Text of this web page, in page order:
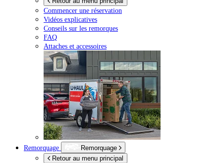
Commencer une réservation
Vidéos explicatives
Conseils sur les remorques
FAQ
Attaches et accessoires
Remorquage
Remorquage
Retour au menu principal